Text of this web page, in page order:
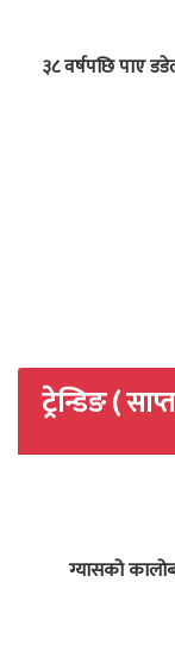
३८ वर्षपछि पाए
ट्रेन्डिङ (
ग्यासको